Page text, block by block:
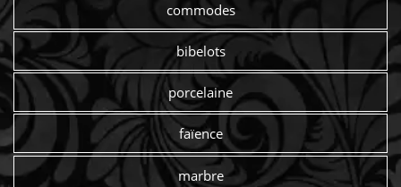
commodes
bibelots
porcelaine
faïence
marbre